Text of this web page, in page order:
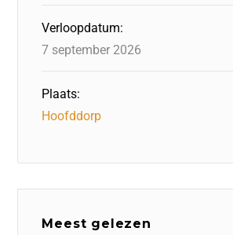
Verloopdatum:
7 september 2026
Plaats:
Hoofddorp
Meest gelezen